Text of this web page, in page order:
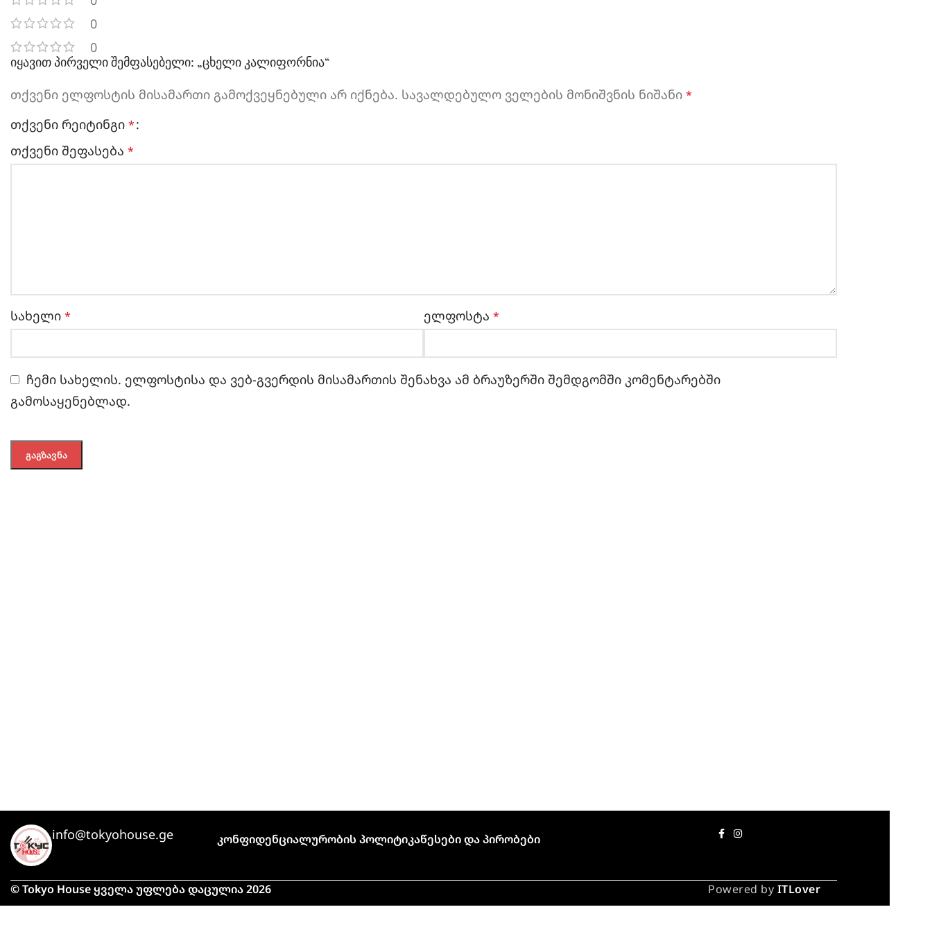
0
0
იყავით პირველი შემფასებელი: „ცხელი კალიფორნია“
თქვენი ელფოსტის მისამართი გამოქვეყნებული არ იქნება. სავალდებულო ველების მონიშვნის ნიშანი *
თქვენი რეიტინგი *
თქვენი შეფასება *
სახელი * ელფოსტა *
ჩემი სახელის. ელფოსტისა და ვებ-გვერდის მისამართის შენახვა ამ ბრაუზერში შემდგომში კომენტარებში
გამოსაყენებლად.
info@tokyohouse.ge Კონფიდენციალურობის ᲞოლიტიკაᲬესები Და Პირობები
© Tokyo House ყველა უფლება დაცულია 2026 Powered by ITLover